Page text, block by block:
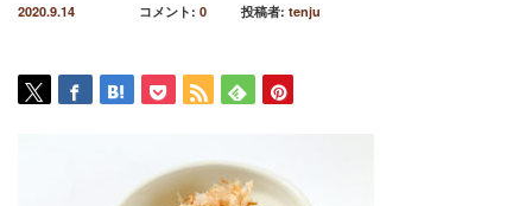
2020.9.14 コメント: 0 投稿者: tenju